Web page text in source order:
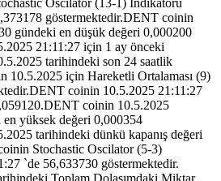
göstermektedir.DENT coinin
gündeki en düşük değeri 0,000200
21:11:27 için 1 ay önceki
tarihindeki son 24 saatlik
10.5.2025 için Hareketli Ortalaması (9)
coinin 10.5.2025 21:11:27
coinin 10.5.2025
yüksek değeri 0,000354
tarihindeki dünkü kapanış değeri
Stochastic Oscilator (5-3)
`de 56,633730 göstermektedir.
Toplam Dolaşımdaki Miktar